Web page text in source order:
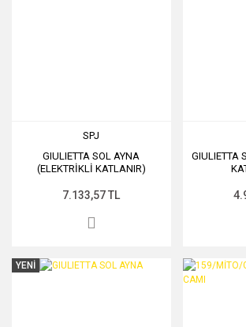
SPJ
GIULIETTA SOL AYNA
(ELEKTRİKLİ KATLANIR)
7.133,57 TL
GIULIETTA
YENİ